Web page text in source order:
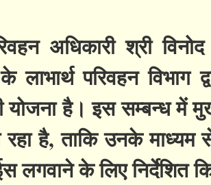
अधिकारी श्री
परिवहन विभाग
योजना है। इस सम्बन्ध में
रहा है, ताकि उनके
लगवाने के लिए निर्देशित